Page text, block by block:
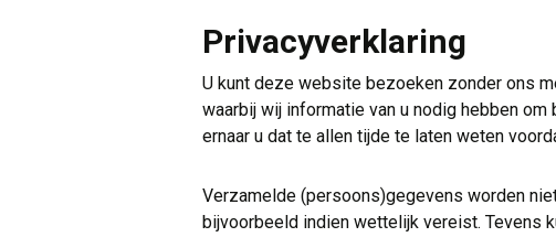
Privacyverklaring
U kunt deze website bezoeken zonder ons
waarbij wij informatie van u nodig hebben
ernaar u dat te allen tijde te laten weten
Verzamelde (persoons)gegevens worden
bijvoorbeeld indien wettelijk vereist. Tevens